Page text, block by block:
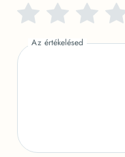
Az értékelésed